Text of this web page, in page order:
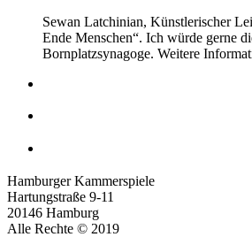
Sewan Latchinian, Künstlerischer
Ende Menschen“. Ich würde gerne
Bornplatzsynagoge. Weitere
Hamburger Kammerspiele
Hartungstraße 9-11
20146 Hamburg
Alle Rechte © 2019